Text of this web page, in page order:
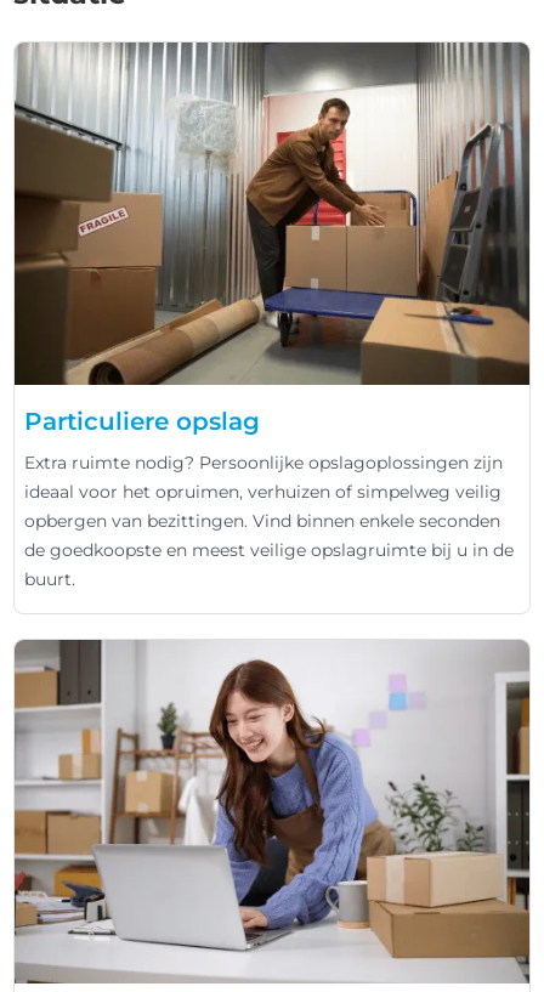
Particuliere opslag
Extra ruimte nodig? Persoonlijke opslagoplossingen zijn
ideaal voor het opruimen, verhuizen of simpelweg veilig
opbergen van bezittingen. Vind binnen enkele seconden
de goedkoopste en meest veilige opslagruimte bij u in de
buurt.